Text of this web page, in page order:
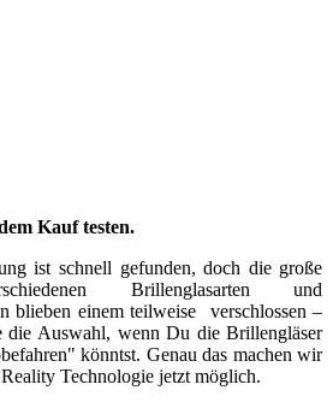
Kauf testen.
ist schnell gefunden, doch die große
Brillenglasarten und
blieben einem teilweise verschlossen –
die Auswahl, wenn Du die Brillengläser
könntst. Genau das machen wir
Technologie jetzt möglich.